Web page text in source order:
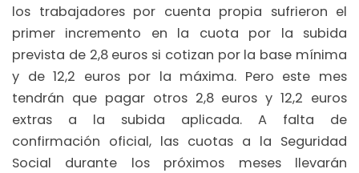
los trabajadores por cuenta propia sufrieron el
primer incremento en la cuota por la subida
prevista de 2,8 euros si cotizan por la base mínima
y de 12,2 euros por la máxima. Pero este mes
tendrán que pagar otros 2,8 euros y 12,2 euros
extras a la subida aplicada. A falta de
confirmación oficial, las cuotas a la Seguridad
Social durante los próximos meses llevarán